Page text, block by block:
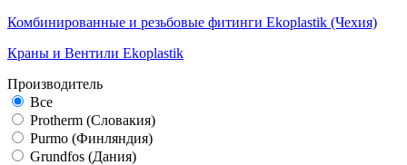
Комбинированные и резьбовые фитинги Ekoplastik (Чехия)
Краны и Вентили Ekoplastik
Производитель
Все
Protherm (Словакия)
Purmo (Финляндия)
Grundfos (Дания)